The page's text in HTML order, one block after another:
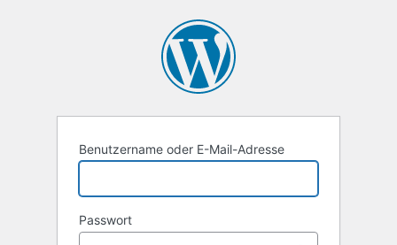
Benutzername oder E-Mail-Adresse
Passwort